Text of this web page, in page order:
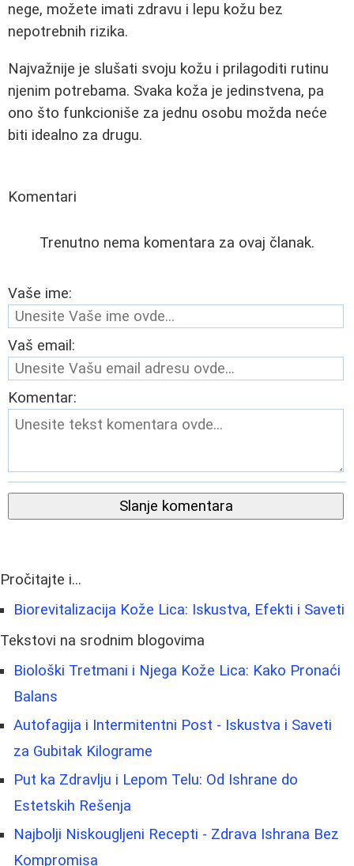
nege, možete imati zdravu i lepu kožu bez
nepotrebnih rizika.
Najvažnije je slušati svoju kožu i prilagoditi rutinu
njenim potrebama. Svaka koža je jedinstvena, pa
ono što funkcioniše za jednu osobu možda neće
biti idealno za drugu.
Komentari
Trenutno nema komentara za ovaj članak.
Vaše ime:
Vaš email:
Komentar:
Slanje komentara
Pročitajte i...
Biorevitalizacija Kože Lica: Iskustva, Efekti i Saveti
Tekstovi na srodnim blogovima
Biološki Tretmani i Njega Kože Lica: Kako Pronaći
Balans
Autofagija i Intermitentni Post - Iskustva i Saveti
za Gubitak Kilograme
Put ka Zdravlju i Lepom Telu: Od Ishrane do
Estetskih Rešenja
Najbolji Niskougljeni Recepti - Zdrava Ishrana Bez
Kompromisa